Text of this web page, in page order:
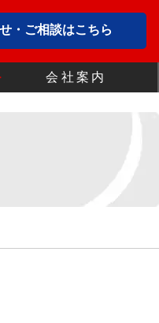
・ご相談はこちら
会社案内